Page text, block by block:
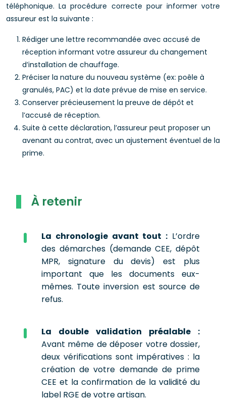
téléphonique. La procédure correcte pour informer votre
assureur est la suivante :
Rédiger une lettre recommandée avec accusé de
réception informant votre assureur du changement
d’installation de chauffage.
Préciser la nature du nouveau système (ex: poêle à
granulés, PAC) et la date prévue de mise en service.
Conserver précieusement la preuve de dépôt et
l’accusé de réception.
Suite à cette déclaration, l’assureur peut proposer un
avenant au contrat, avec un ajustement éventuel de la
prime.
À retenir
La chronologie avant tout : L’ordre
des démarches (demande CEE, dépôt
MPR, signature du devis) est plus
important que les documents eux-
mêmes. Toute inversion est source de
refus.
La double validation préalable :
Avant même de déposer votre dossier,
deux vérifications sont impératives : la
création de votre demande de prime
CEE et la confirmation de la validité du
label RGE de votre artisan.